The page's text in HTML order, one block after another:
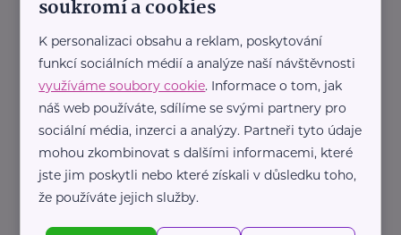
REKLAMA
soukromí a cookies
K personalizaci obsahu a reklam, poskytování
funkcí sociálních médií a analýze naší návštěvnosti
využíváme soubory cookie. Informace o tom, jak
náš web používáte, sdílíme se svými partnery pro
sociální média, inzerci a analýzy. Partneři tyto údaje
mohou zkombinovat s dalšími informacemi, které
jste jim poskytli nebo které získali v důsledku toho,
že používáte jejich služby.